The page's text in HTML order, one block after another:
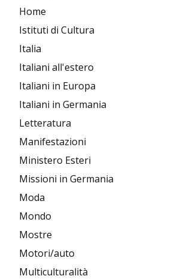
Home
Istituti di Cultura
Italia
Italiani all'estero
Italiani in Europa
Italiani in Germania
Letteratura
Manifestazioni
Ministero Esteri
Missioni in Germania
Moda
Mondo
Mostre
Motori/auto
Multiculturalità